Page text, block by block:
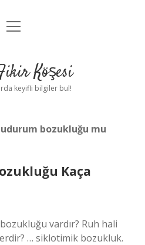
Anasayfa
Uyarı
menüyü
Köşesi
keyifli bilgiler bul!
bozukluğu mu
Kaça
vardır? Ruh hali
… siklotimik bozukluk.